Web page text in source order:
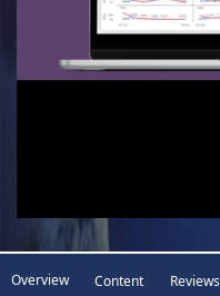
Overview Content Reviews